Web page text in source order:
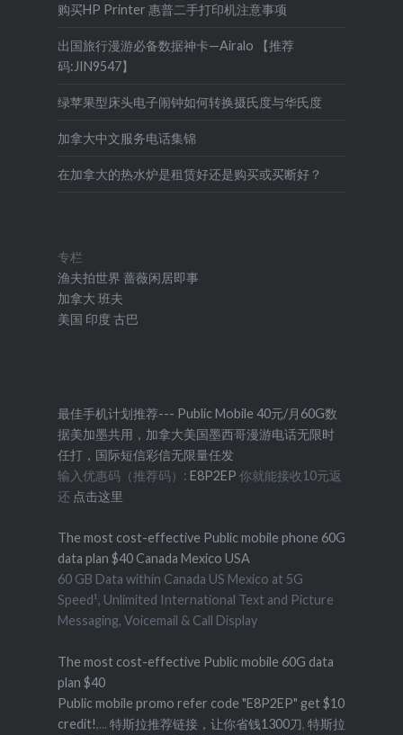
购买HP Printer 惠普二手打印机注意事项
出国旅行漫游必备数据神卡—Airalo 【推荐
码:JIN9547】
绿苹果型床头电子闹钟如何转换摄氏度与华氏度
加拿大中文服务电话集锦
在加拿大的热水炉是租赁好还是购买或买断好？
专栏
渔夫拍世界 蔷薇闲居即事
加拿大 班夫
美国 印度 古巴
最佳手机计划推荐--- Public Mobile 40元/月60G数
据美加墨共用，加拿大美国墨西哥漫游电话无限时
任打，国际短信彩信无限量任发
输入优惠码（推荐码）: E8P2EP 你就能接收10元返
还 点击这里
The most cost-effective Public mobile phone 60G
data plan $40 Canada Mexico USA
60 GB Data within Canada US Mexico at 5G
Speed¹, Unlimited International Text and Picture
Messaging, Voicemail & Call Display
The most cost-effective Public mobile 60G data
plan $40
Public mobile promo refer code "E8P2EP" get $10
credit!,... 特斯拉推荐链接，让你省钱1300刀, 特斯拉